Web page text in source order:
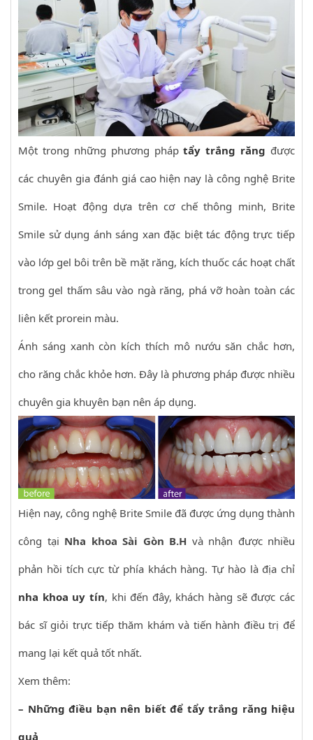
Một trong những phương pháptẩy trắng răng được
các chuyên gia đánh giá cao hiện nay là công nghệ Brite
Smile. Hoạt động dựa trên cơ chế thông minh, Brite
Smile sử dụng ánh sáng xan đặc biệt tác động trực tiếp
vào lớp gel bôi trên bề mặt răng, kích thuốc các hoạt chất
trong gel thấm sâu vào ngà răng, phá vỡ hoàn toàn các
liên kết prorein màu.
Ánh sáng xanh còn kích thích mô nướu săn chắc hơn,
cho răng chắc khỏe hơn. Đây là phương pháp được nhiều
chuyên gia khuyên bạn nên áp dụng.
Hiện nay, công nghệ Brite Smile đã được ứng dụng thành
công tại Nha khoa Sài Gòn B.H và nhận được nhiều
phản hồi tích cực từ phía khách hàng. Tự hào là địa chỉ
nha khoa uy tín, khi đến đây, khách hàng sẽ được các
bác sĩ giỏi trực tiếp thăm khám và tiến hành điều trị để
mang lại kết quả tốt nhất.
Xem thêm:
– Những điều bạn nên biết để tẩy trắng răng hiệu
quả